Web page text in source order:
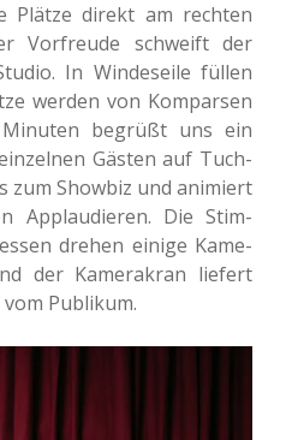
Plätze direkt am rech­ten
Vor­freu­de schweift der
In Win­des­ei­le füllen
werden von Kom­par­sen
begrüßt uns ein
Gästen auf Tuch­
zum Show­biz und ani­miert
Applau­die­ren. Die Stim­
drehen einige Kame­
der Kame­ra­kran lie­fert
Publikum.